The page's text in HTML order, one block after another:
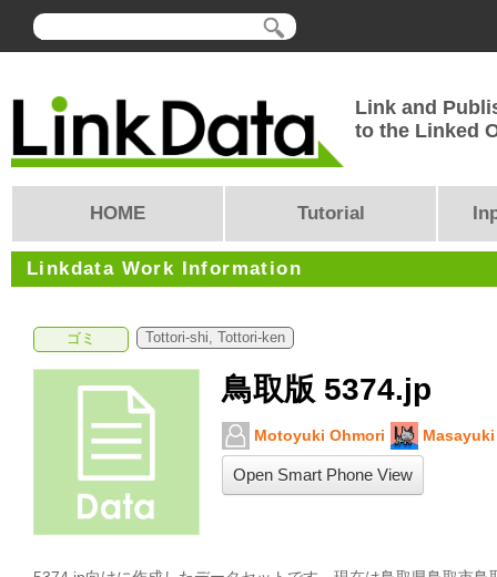
Link and
to the Linked
HOME Tutorial
Linkdata Work Information
ゴミ Tottori-shi, Tottori-ken
鳥取版 5374.jp
Motoyuki Ohmori
Open Smart Phone View